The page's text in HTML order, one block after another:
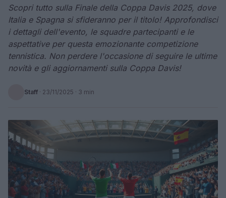
Scopri tutto sulla Finale della Coppa Davis 2025, dove
Italia e Spagna si sfideranno per il titolo! Approfondisci
i dettagli dell'evento, le squadre partecipanti e le
aspettative per questa emozionante competizione
tennistica. Non perdere l'occasione di seguire le ultime
novità e gli aggiornamenti sulla Coppa Davis!
Staff · 23/11/2025 · 3 min